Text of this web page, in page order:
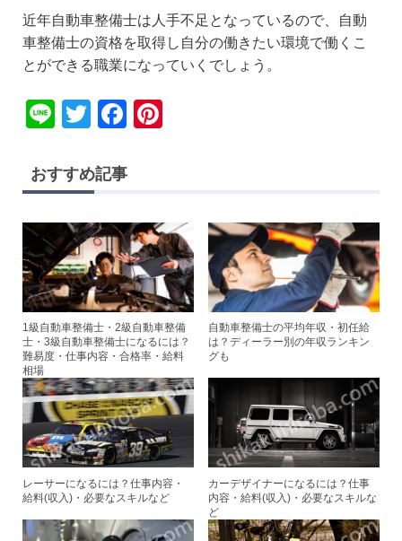
近年自動車整備士は人手不足となっているので、自動
車整備士の資格を取得し自分の働きたい環境で働くこ
とができる職業になっていくでしょう。
Li
e
T
tt
er
F
c
b
o
o
k
st
おすすめ記事
1級自動車整備士・2級自動車整備
士・3級自動車整備士になるには？
難易度・仕事内容・合格率・給料
相場
自動車整備士の平均年収・初任給
は？ディーラー別の年収ランキン
グも
レーサーになるには？仕事内容・
給料(収入)・必要なスキルなど
カーデザイナーになるには？仕事
内容・給料(収入)・必要なスキルな
ど